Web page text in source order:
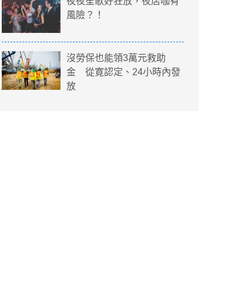
風險？！
沒勞保也能領3萬元救助
金 從寛認定、24小時內發
放